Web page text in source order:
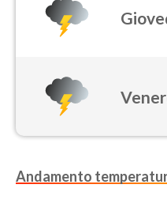
Andamento